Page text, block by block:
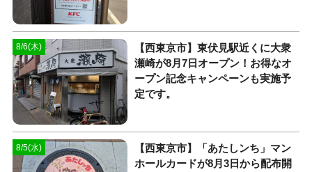
8/6(木)
【西東京市】東伏見駅近くに大衆
瀬崎が8月7日オープン！お得なオ
ープン記念キャンペーンも実施予
定です。
8/5(水)
【西東京市】「あたしンち」マン
ホールカードが8月3日から配布開